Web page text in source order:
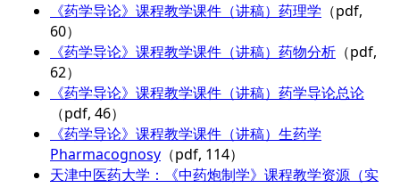
《药学导论》课程教学课件（讲稿）药理学 （pdf,
60）
《药学导论》课程教学课件（讲稿）药物分析 （pdf,
62）
《药学导论》课程教学课件（讲稿）药学导论总论
（pdf, 46）
《药学导论》课程教学课件（讲稿）生药学
Pharmacognosy （pdf, 114）
天津中医药大学：《中药炮制学》课程教学资源（实